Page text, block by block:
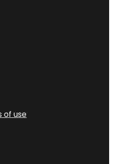
of use